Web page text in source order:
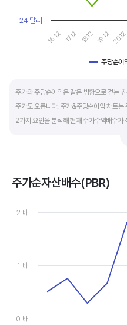
주가수익배수의 평균 정도에 있으면 매수
이익이 더 성장할 수 있을지 더 꼼꼼히 살피
주당순이
16.12 17.12 18.12 19.12 20.12
-24 달러
주가와 주당순이익은 같은 방향으로 걷는
주가도 오릅니다. 주가&주당순이익 차트
2가지 요인을 분석해 현재 주가수익배수가
- 매수 검토 : 주당순이익 증가, 주가 상승
- 매도 검토 : 주당순이익 감소, 주가 횡보 또
주당순이익이 증가해도 시장 전체적인 악
주가수익배수(PER) 차트와 함께 분석하면
주가순자산배수(PBR)
Chart
Line chart with 10 data
The chart has 1 X axis
The chart has 1 Y axis
0 배
1 배
2 배